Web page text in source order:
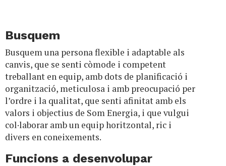
Busquem
Busquem una persona flexible i adaptable als
canvis, que se senti còmode i competent
treballant en equip, amb dots de planificació i
organització, meticulosa i amb preocupació per
l’ordre i la qualitat, que senti afinitat amb els
valors i objectius de Som Energia, i que vulgui
col·laborar amb un equip horitzontal, ric i
divers en coneixements.
Funcions a desenvolupar